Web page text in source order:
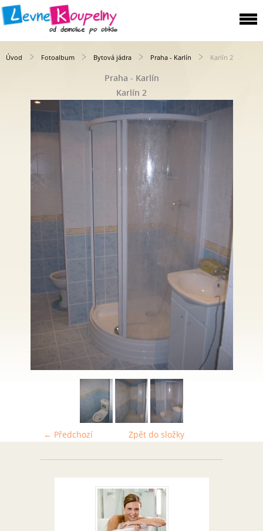
Úvod Fotoalbum Bytová jádra Praha - Karlín Karlín 2
Praha - Karlín
Karlín 2
← Předchozí Zpět do složky